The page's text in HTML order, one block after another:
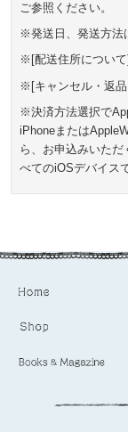
ご参照ください。
※発送日、発送方法
※[配送住所について
※[キャンセル・返品
※決済方法選択で
iPhoneまたは
ら、お申込みいた
べてのiOSデバイス